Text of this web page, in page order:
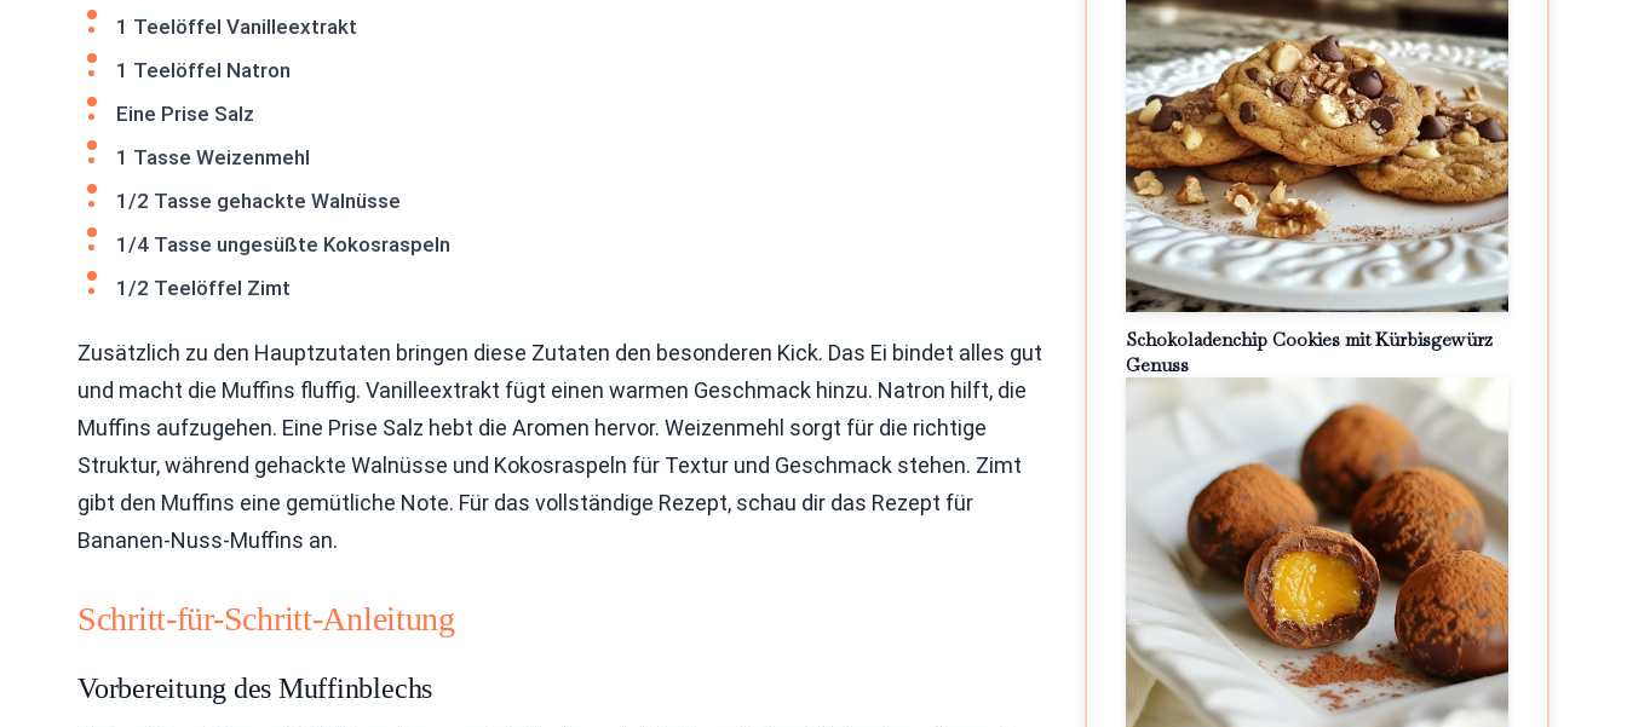
1 Teelöffel Vanilleextrakt
1 Teelöffel Natron
Eine Prise Salz
1 Tasse Weizenmehl
1/2 Tasse gehackte Walnüsse
1/4 Tasse ungesüßte Kokosraspeln
1/2 Teelöffel Zimt
Zusätzlich zu den Hauptzutaten bringen diese Zutaten den besonderen Kick. Das Ei bindet alles gut
und macht die Muffins fluffig. Vanilleextrakt fügt einen warmen Geschmack hinzu. Natron hilft, die
Muffins aufzugehen. Eine Prise Salz hebt die Aromen hervor. Weizenmehl sorgt für die richtige
Struktur, während gehackte Walnüsse und Kokosraspeln für Textur und Geschmack stehen. Zimt
gibt den Muffins eine gemütliche Note. Für das vollständige Rezept, schau dir das Rezept für
Bananen-Nuss-Muffins an.
Schritt-für-Schritt-Anleitung
Vorbereitung des Muffinblechs
Schokoladenchip Cookies mit Kürbisgewürz
Genuss